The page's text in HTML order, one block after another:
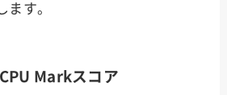
ます。
Markスコア